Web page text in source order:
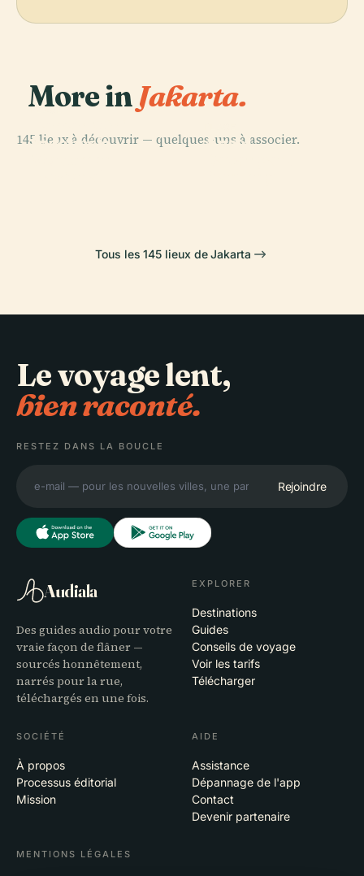
More in Jakarta.
145 lieux à découvrir — quelques-uns à associer.
PLACE
Indonesia
Ancol
PLACE PLACE
Tous les 145 lieux de Jakarta
Le voyage lent,
bien raconté.
RESTEZ DANS LA BOUCLE
Rejoindre
Audiala
Des guides audio pour votre
vraie façon de flâner —
sourcés honnêtement,
narrés pour la rue,
téléchargés en une fois.
EXPLORER
Destinations
Guides
Conseils de voyage
Voir les tarifs
Télécharger
SOCIÉTÉ
À propos
Processus éditorial
Mission
AIDE
Assistance
Dépannage de l'app
Contact
Devenir partenaire
MENTIONS LÉGALES